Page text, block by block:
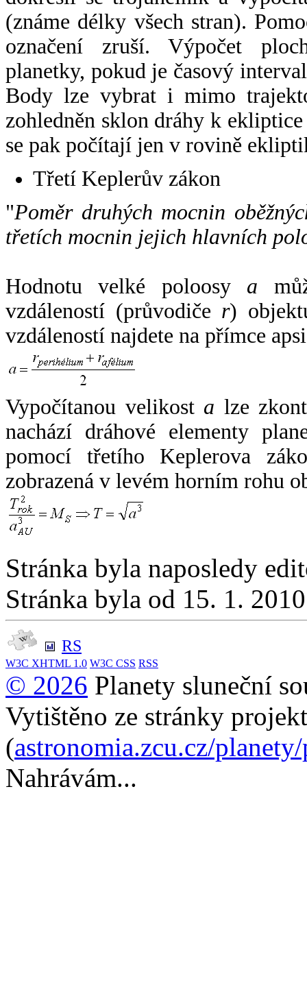
(známe délky všech stran).
označení zruší. Výpočet
planetky, pokud je časový
Body lze vybrat i mimo
zohledněn sklon dráhy k
se pak počítají jen v rovině
Třetí Keplerův zákon
"Poměr druhých mocnin
třetích mocnin jejich hlavních
Hodnotu velké poloosy a
vzdáleností (průvodiče r)
vzdáleností najdete na přímce
Vypočítanou velikost a lze
nachází dráhové elementy
pomocí třetího Keplerova
zobrazená v levém horním rohu
Stránka byla naposledy
Stránka byla od 15. 1.
RS
W3C XHTML 1.0 W3C CSS RSS
© 2026 Planety sluneční
Vytištěno ze stránky
(astronomia.zcu.cz/
Nahrávám...